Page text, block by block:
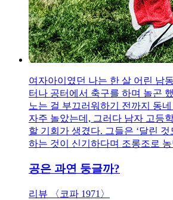
여자아이였던 나는 한 살 어린 남
터나 공터에서 축구를 하며 놀곤
노는 걸 부끄러워하기 전까지 동
자주 놀았는데, 그러다 남자 고등
할 기회가 생겼다. 그들은 ‘달린
하는 것이 신기하다며 조롱조로
공은 과연 둥글까?
리뷰 〈코파 1971〉